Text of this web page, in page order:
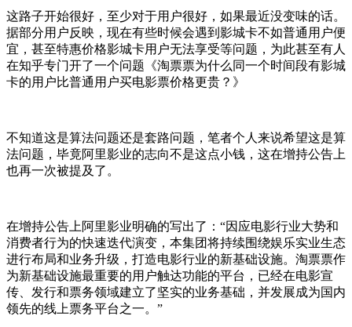
这路子开始很好，至少对于用户很好，如果最近没变味的话。
据部分用户反映，现在有些时候会遇到影城卡不如普通用户便
宜，甚至特惠价格影城卡用户无法享受等问题，为此甚至有人
在知乎专门开了一个问题《淘票票为什么同一个时间段有影城
卡的用户比普通用户买电影票价格更贵？》
不知道这是算法问题还是套路问题，笔者个人来说希望这是算
法问题，毕竟阿里影业的志向不是这点小钱，这在增持公告上
也再一次被提及了。
在增持公告上阿里影业明确的写出了：“因应电影行业大势和
消费者行为的快速迭代演变，本集团将持续围绕娱乐实业生态
进行布局和业务升级，打造电影行业的新基础设施。淘票票作
为新基础设施最重要的用户触达功能的平台，已经在电影宣
传、发行和票务领域建立了坚实的业务基础，并发展成为国内
领先的线上票务平台之一。”